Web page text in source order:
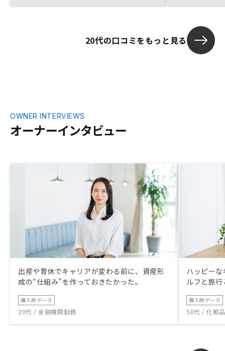
20代の口コミをもっと見る
オーナーインタビュー
OWNER INTERVIEWS
出産や育休でキャリアが変わる前に、資産形
成の“仕組み”を作っておきたかった。
購入時データ
20代 / 金融機関勤務
ハッピー
ルフと旅
購入時データ
50代 / 化粧